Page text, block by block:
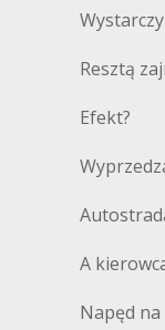
Resztą
Efekt?
A
Napęd na